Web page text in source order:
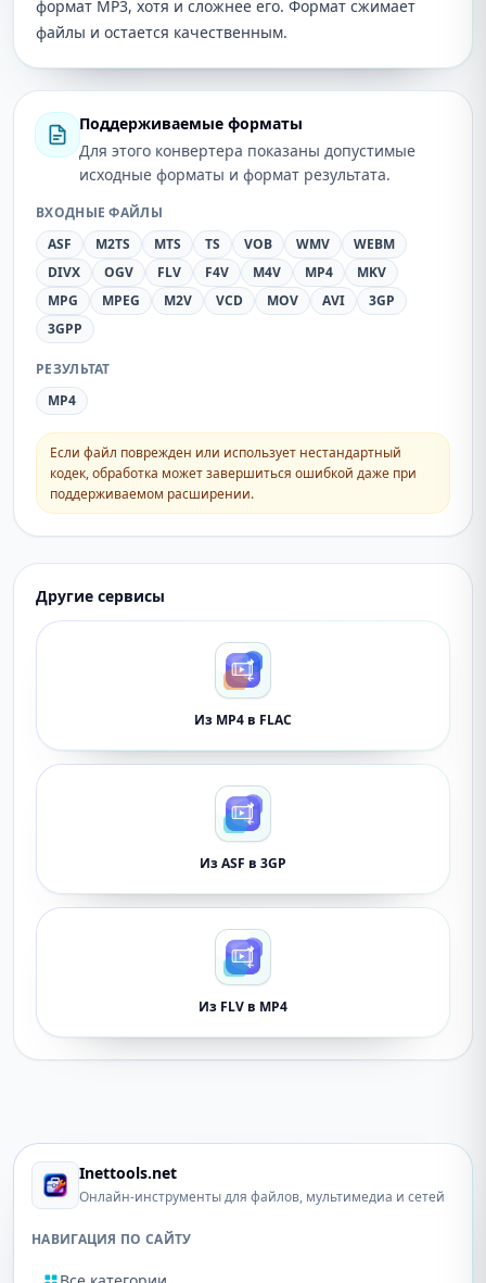
формат MP3, хотя и сложнее его. Формат сжимает
файлы и остается качественным.
Поддерживаемые форматы
Для этого конвертера показаны допустимые
исходные форматы и формат результата.
ВХОДНЫЕ ФАЙЛЫ
ASF
M2TS MTS TS VOB WMV
WEBM
DIVX
OGV FLV F4V M4V MP4
MKV
MPG
MPEG M2V VCD MOV AVI
3GP
3GPP
РЕЗУЛЬТАТ
MP4
Если файл поврежден или использует нестандартный
кодек, обработка может завершиться ошибкой даже при
поддерживаемом расширении.
Другие сервисы
Из MP4 в FLAC
Из ASF в 3GP
Из FLV в MP4
Inettools.net
Онлайн-инструменты для файлов, мультимедиа и сетей
НАВИГАЦИЯ ПО САЙТУ